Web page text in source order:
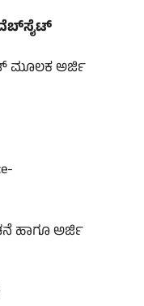
ಮೂಲಕ ಅರ್ಜಿ
ಹಾಗೂ ಅರ್ಜಿ